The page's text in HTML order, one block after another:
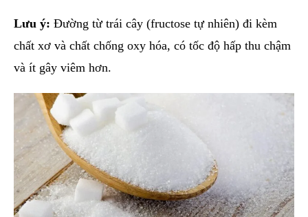
Lưu ý: Đường từ trái cây (fructose tự nhiên) đi kèm
chất xơ và chất chống oxy hóa, có tốc độ hấp thu chậm
và ít gây viêm hơn.